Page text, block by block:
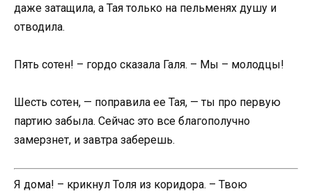
даже затащила, а Тая только на пельменях душу и
отводила.
Пять сотен! – гордо сказала Галя. – Мы – молодцы!
Шесть сотен, — поправила ее Тая, — ты про первую
партию забыла. Сейчас это все благополучно
замерзнет, и завтра заберешь.
Я дома! – крикнул Толя из коридора. – Твою